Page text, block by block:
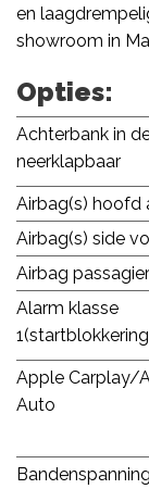
en
showroom in
Opties:
Achterbank in
neerklapbaar
Airbag(s) hoofd
Airbag(s) side
Airbag passagier
Alarm klasse
Apple Carplay/
Auto